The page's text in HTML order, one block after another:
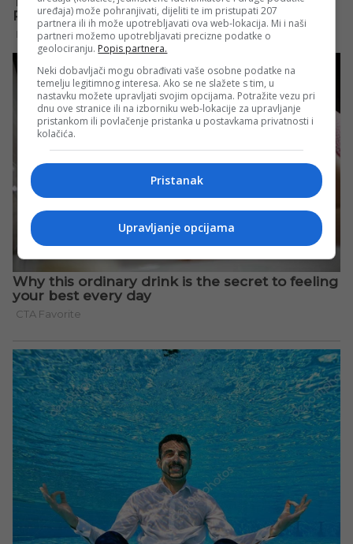
uređaja) može pohranjivati, dijeliti te im pristupati 207
partnera ili ih može upotrebljavati ova web-lokacija. Mi i naši
partneri možemo upotrebljavati precizne podatke o
geolociranju. Popis partnera.
Neki dobavljači mogu obrađivati vaše osobne podatke na
temelju legitimnog interesa. Ako se ne slažete s tim, u
nastavku možete upravljati svojim opcijama. Potražite vezu pri
dnu ove stranice ili na izborniku web-lokacije za upravljanje
pristankom ili povlačenje pristanka u postavkama privatnosti i
kolačića.
Pristanak
Upravljanje opcijama